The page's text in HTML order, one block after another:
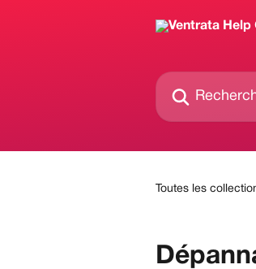
Rechercher un
Toutes les